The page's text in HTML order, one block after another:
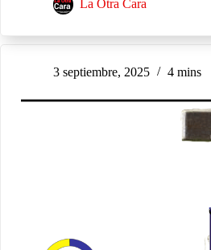
La Otra Cara
3 septiembre, 2025 4 mins